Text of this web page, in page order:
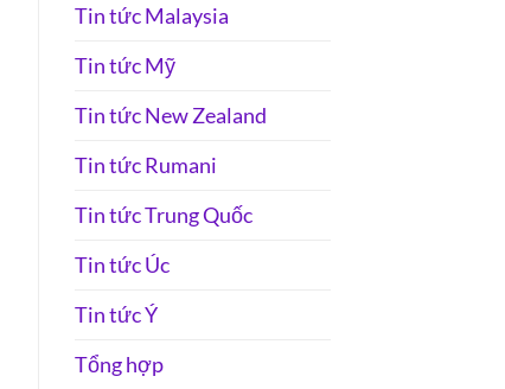
Tin tức Malaysia
Tin tức Mỹ
Tin tức New Zealand
Tin tức Rumani
Tin tức Trung Quốc
Tin tức Úc
Tin tức Ý
Tổng hợp